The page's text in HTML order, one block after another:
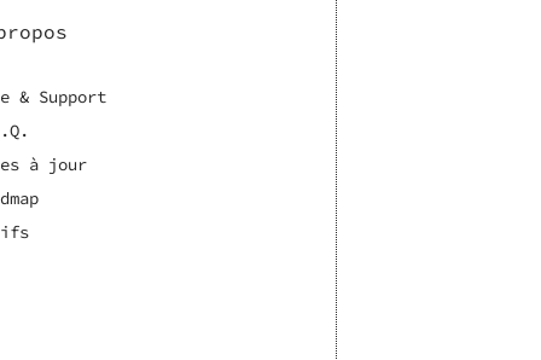
& Support
à jour